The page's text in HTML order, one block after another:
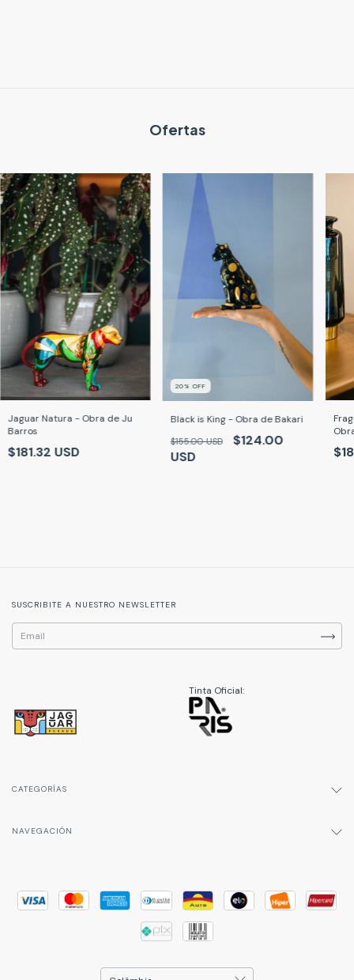
Ofertas
Jaguar Natura - Obra de Ju
Barros
$181.32 USD
20% OFF
Black is King - Obra de Bakari
$155.00 USD
$124.00
USD
SUSCRIBITE A NUESTRO NEWSLETTER
Tinta Oficial:
CATEGORÍAS
NAVEGACIÓN